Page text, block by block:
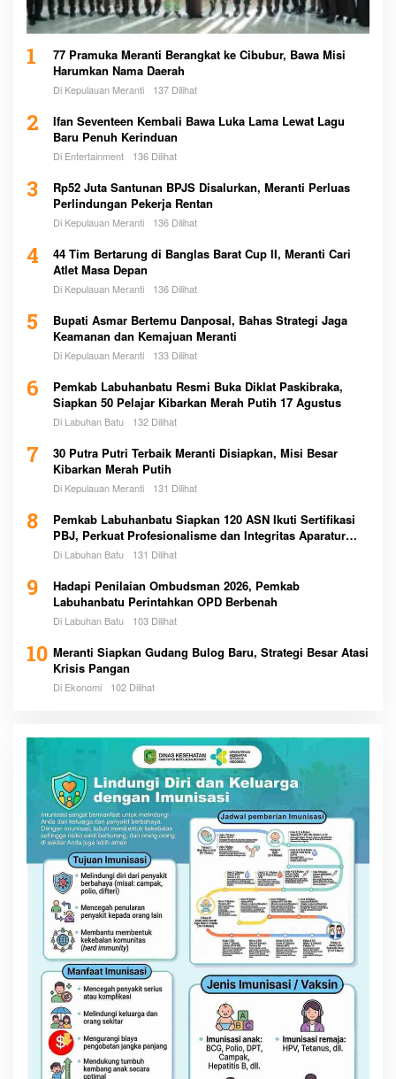
1
77 Pramuka Meranti Berangkat ke Cibubur, Bawa Misi
Harumkan Nama Daerah
Di Kepulauan Meranti 137 Dilihat
2
Ifan Seventeen Kembali Bawa Luka Lama Lewat Lagu
Baru Penuh Kerinduan
Di Entertainment 136 Dilihat
3
Rp52 Juta Santunan BPJS Disalurkan, Meranti Perluas
Perlindungan Pekerja Rentan
Di Kepulauan Meranti 136 Dilihat
4
44 Tim Bertarung di Banglas Barat Cup II, Meranti Cari
Atlet Masa Depan
Di Kepulauan Meranti 136 Dilihat
5
Bupati Asmar Bertemu Danposal, Bahas Strategi Jaga
Keamanan dan Kemajuan Meranti
Di Kepulauan Meranti 133 Dilihat
6
Pemkab Labuhanbatu Resmi Buka Diklat Paskibraka,
Siapkan 50 Pelajar Kibarkan Merah Putih 17 Agustus
Di Labuhan Batu 132 Dilihat
7
30 Putra Putri Terbaik Meranti Disiapkan, Misi Besar
Kibarkan Merah Putih
Di Kepulauan Meranti 131 Dilihat
8
Pemkab Labuhanbatu Siapkan 120 ASN Ikuti Sertifikasi
PBJ, Perkuat Profesionalisme dan Integritas Aparatur
Pemerintah
Di Labuhan Batu 131 Dilihat
9
Hadapi Penilaian Ombudsman 2026, Pemkab
Labuhanbatu Perintahkan OPD Berbenah
Di Labuhan Batu 103 Dilihat
10 Meranti Siapkan Gudang Bulog Baru, Strategi Besar Atasi
Krisis Pangan
Di Ekonomi 102 Dilihat